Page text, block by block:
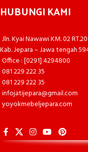
HUBUNGI KAMI
Jln. Kyai Nawawi KM. 02
Kab. Jepara – Jawa tengah
Office : [0291] 4294800
081 229 222 35
081 229 222 35
infojatijepara@gmail.com
yoyokmebeljepara.com